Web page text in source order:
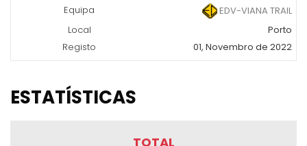
Equipa
EDV-VIANA TRAIL
Local
Porto
Registo
01, Novembro de 2022
ESTATÍSTICAS
TOTAL